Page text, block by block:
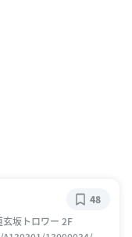
坂トロワー 2F
48